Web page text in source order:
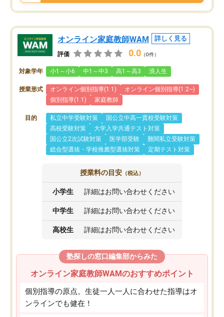
オンライン家庭教師WAM 詳しく見る
評価 0.0 （0件）
対象学年 小1～小6 中1～中3 高1～高3 浪人生
授業形式 オンライン個別指導(1:1)
オンライン個別指導(1:2~)
個別指導(1:1)
家庭教師
目的 私立中学受験対策
国公立中高一貫校受験対策
高校受験対策
大学入学共通テスト対策
国公立2次試験対策
医学部受験
難関私立受験対策
総合型選抜・学校推薦型選抜対策
定期テスト対策
授業料の目安 （税込）
小学生 詳細はお問い合わせください
中学生 詳細はお問い合わせください
高校生 詳細はお問い合わせください
塾探しの窓口編集部からみた
オンライン家庭教師WAMのおすすめポイント
個別指導の原点。生徒一人一人に合わせた指導はオ
ンラインでも健在！